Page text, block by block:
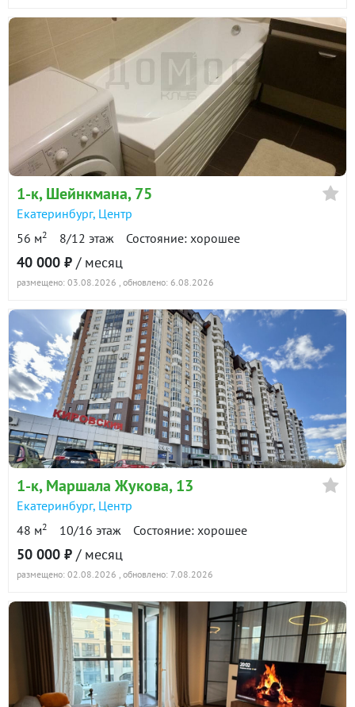
1-к, Шейнкмана, 75
Екатеринбург, Центр
56 м2 8/12 этаж Состояние: хорошее
40 000 ₽ / месяц
размещено: 03.08.2026 , обновлено: 6.08.2026
1-к, Маршала Жукова, 13
Екатеринбург, Центр
48 м2 10/16 этаж Состояние: хорошее
50 000 ₽ / месяц
размещено: 02.08.2026 , обновлено: 7.08.2026